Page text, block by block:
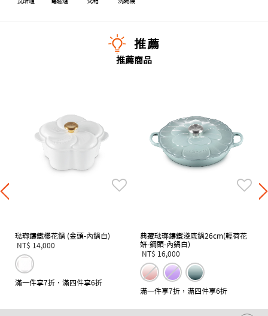
推薦
推薦商品
琺瑯鑄鐵櫻花鍋 (金頭-內鍋白)
NT$ 14,000
滿一件享7折，滿四件享6折
典藏琺瑯鑄鐵淺底鍋26cm(輕荷花
妍-鋼頭-內鍋白)
NT$ 16,000
滿一件享7折，滿四件享6折